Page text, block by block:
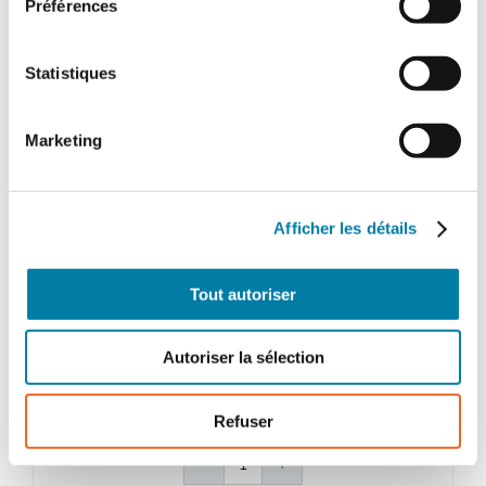
Préférences
Statistiques
Marketing
Afficher les détails
Tout autoriser
Autoriser la sélection
Refuser
Face au Risque
Magazine papier n° 577 –
Novembre 2021
32,00€ TTC
quantité